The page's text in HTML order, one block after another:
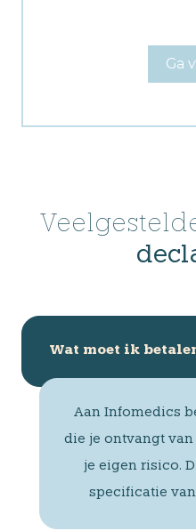
Ga
Wat moet ik
Aan Infomedics
die je ontvangt
je eigen risico.
specificatie